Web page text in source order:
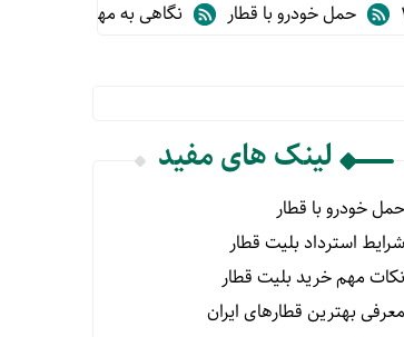
حمل خودرو با قطار نگاهی به مهم ترین آمارهای حمل و
لینک های مفید
حمل خودرو با قطار
شرایط استرداد بلیت قطار
نکات مهم خرید بلیت قطار
معرفی بهترین قطارهای ایران